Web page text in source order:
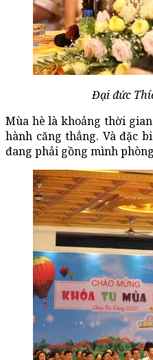
Đại đức
Mùa hè là khoảng thời
hành căng thẳng. Và đặc
đang phải gồng mình